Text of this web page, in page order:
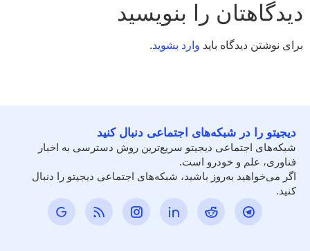
دیدگاهتان را بنویسید
برای نوشتن دیدگاه باید وارد بشوید.
دیجیتو را در شبکه‌های اجتماعی دنبال کنید
شبکه‌های اجتماعی دیجیتو سریع‌ترین روش دسترسی به اخبار
فناوری، علم و خودرو است.
اگر می‌خواهید به‌روز باشید، شبکه‌های اجتماعی دیجیتو را دنبال
کنید.